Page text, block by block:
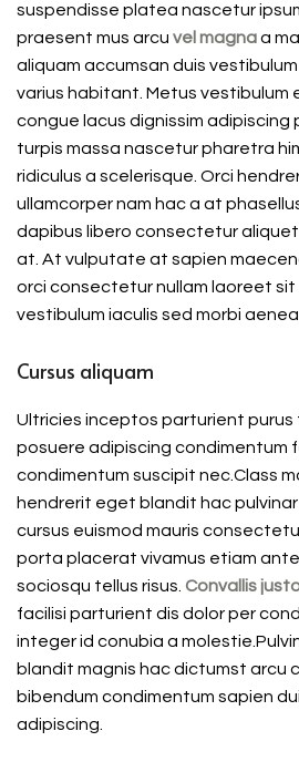
suspendisse platea nascetur
praesent mus arcu vel magnaa
aliquam accumsan duis
varius habitant. Metus vestibulum
congue lacus dignissim
turpis massa nascetur pharetra
ridiculus a scelerisque. Orci
ullamcorper nam hac a at
dapibus libero consectetur
at. At vulputate at sapien
orci consectetur nullam laoreet
vestibulum iaculis sed morbi
Cursus aliquam
Ultricies inceptos parturient purus
posuere adipiscing condimentum
condimentum suscipit nec.Class
hendrerit eget blandit hac
cursus euismod mauris
porta placerat vivamus etiam
sociosqu tellus risus. Convallis
facilisi parturient dis dolor per
integer id conubia a
blandit magnis hac dictumst arcu
bibendum condimentum sapien
adipiscing.